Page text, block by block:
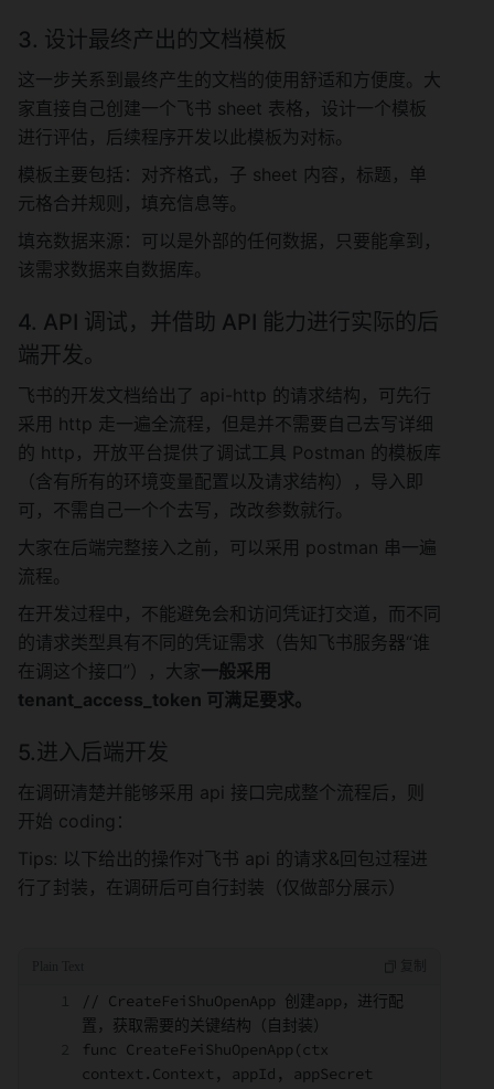
3. 设计最终产出的文档模板
这一步关系到最终产生的文档的使用舒适和方便度。大
家直接自己创建一个飞书 sheet 表格，设计一个模板
进行评估，后续程序开发以此模板为对标。
模板主要包括：对齐格式，子 sheet 内容，标题，单
元格合并规则，填充信息等。
填充数据来源：可以是外部的任何数据，只要能拿到，
该需求数据来自数据库。
4. API 调试，并借助 API 能力进行实际的后
端开发。
飞书的开发文档给出了 api-http 的请求结构，可先行
采用 http 走一遍全流程，但是并不需要自己去写详细
的 http，开放平台提供了调试工具 Postman 的模板库
（含有所有的环境变量配置以及请求结构），导入即
可，不需自己一个个去写，改改参数就行。
大家在后端完整接入之前，可以采用 postman 串一遍
流程。
在开发过程中，不能避免会和访问凭证打交道，而不同
的请求类型具有不同的凭证需求（告知飞书服务器“谁
在调这个接口”），大家一般采用
tenant_access_token 可满足要求。
5.进入后端开发
在调研清楚并能够采用 api 接口完成整个流程后，则
开始 coding：
Tips: 以下给出的操作对飞书 api 的请求&回包过程进
行了封装，在调研后可自行封装（仅做部分展示）
// CreateFeiShuOpenApp 创建app，进行配
置，获取需要的关键结构（自封装）
func CreateFeiShuOpenApp(ctx
context.Context, appId, appSecret